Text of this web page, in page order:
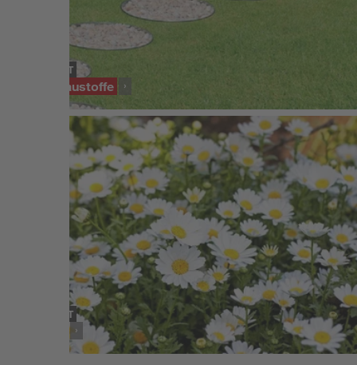
SORTIMENT
Gartenbaustoffe
SORTIMENT